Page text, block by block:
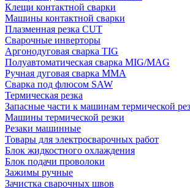
Клещи контактной сварки
Машины контактной сварки
Плазменная резка CUT
Сварочные инверторы
Аргонодуговая сварка TIG
Полуавтоматическая сварка MIG/MAG
Ручная дуговая сварка MMA
Сварка под флюсом SAW
Термическая резка
Запасные части к машинам термической
Машины термической резки
Резаки машинные
Товары для электросварочных работ
Блок жидкостного охлаждения
Блок подачи проволоки
Зажимы ручные
Зачистка сварочных швов